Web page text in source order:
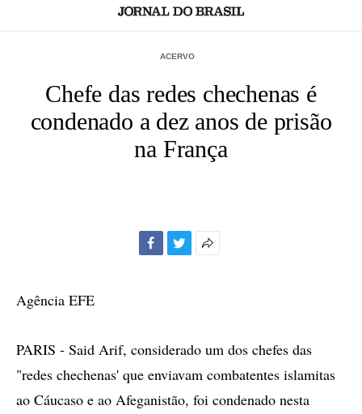
ACERVO
Chefe das redes chechenas é
condenado a dez anos de prisão
na França
Agência EFE
PARIS - Said Arif, considerado um dos chefes das
"redes chechenas' que enviavam combatentes islamitas
ao Cáucaso e ao Afeganistão, foi condenado nesta